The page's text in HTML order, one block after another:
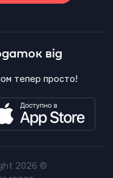
від
тепер просто!
2026 ©